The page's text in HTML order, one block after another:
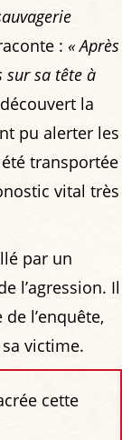
: « Après
sur sa tête à
la
pu alerter les
transportée
vital très
par un
l’agression. Il
l’enquête,
victime.
cette